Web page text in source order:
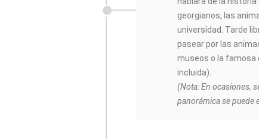
georgianos, las
universidad. Tarde
pasear por las
museos o la famosa
incluida).
(Nota: En ocasiones,
panorámica se puede